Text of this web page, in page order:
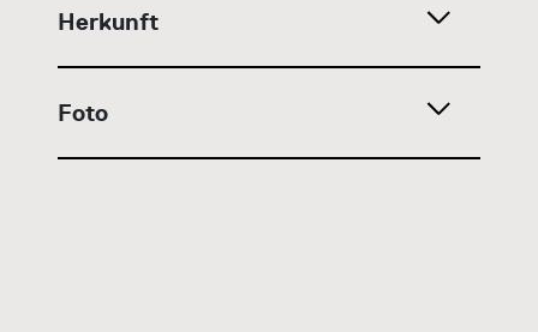
Herkunft
Foto